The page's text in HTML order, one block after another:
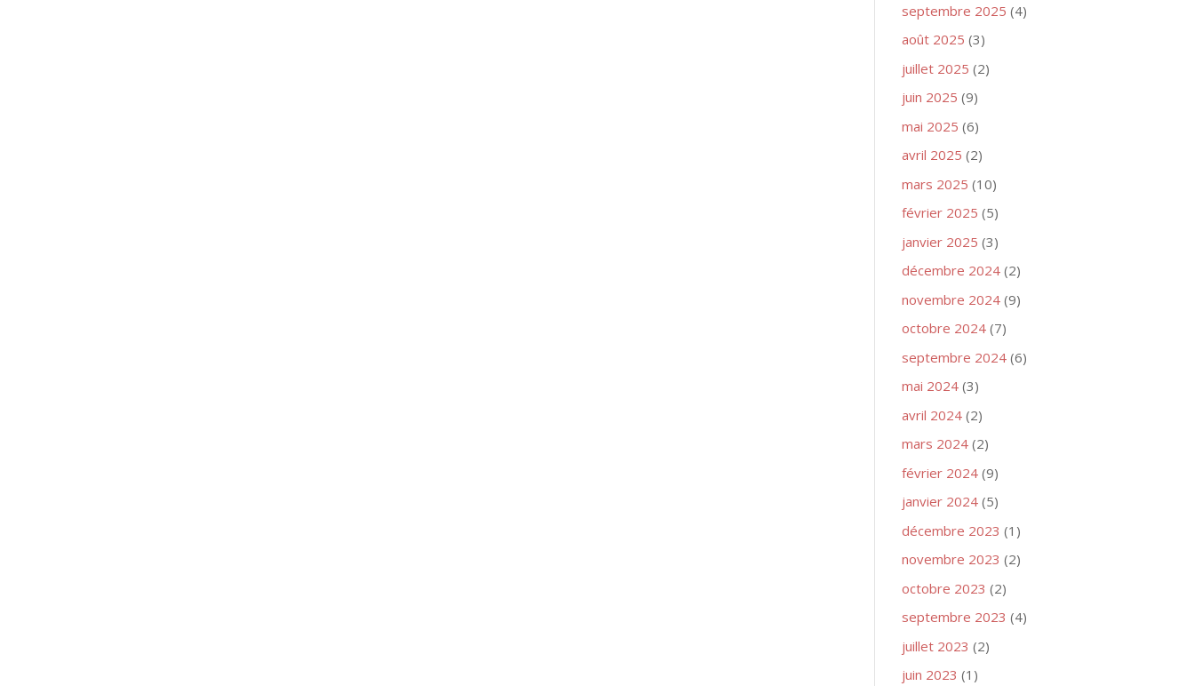
septembre 2025 (4)
août 2025 (3)
juillet 2025 (2)
juin 2025 (9)
mai 2025 (6)
avril 2025 (2)
mars 2025 (10)
février 2025 (5)
janvier 2025 (3)
décembre 2024 (2)
novembre 2024 (9)
octobre 2024 (7)
septembre 2024 (6)
mai 2024 (3)
avril 2024 (2)
mars 2024 (2)
février 2024 (9)
janvier 2024 (5)
décembre 2023 (1)
novembre 2023 (2)
octobre 2023 (2)
septembre 2023 (4)
juillet 2023 (2)
juin 2023 (1)